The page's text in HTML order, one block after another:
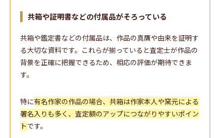
共箱や証明書などの付属品がそろっている
共箱や鑑定書などの付属品は、作品の真贋や由来を証明す
る大切な資料です。これらが揃っていると査定士が作品の
背景を正確に把握できるため、相応の評価が期待できま
す。
特に有名作家の作品の場合、共箱は作家本人や窯元による
署名入りも多く、査定額のアップにつながりやすいポイン
トです。